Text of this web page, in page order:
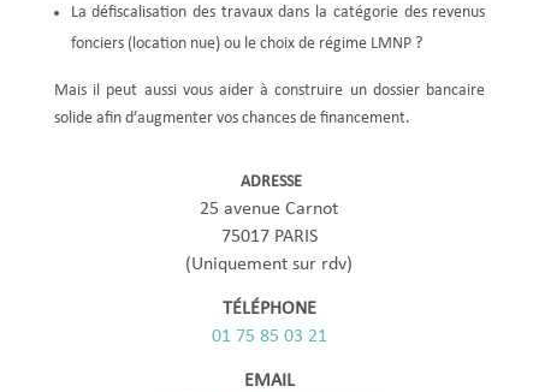
La défiscalisation des travaux dans la catégorie des revenus
fonciers (location nue) ou le choix de régime LMNP ?
Mais il peut aussi vous aider à construire un dossier bancaire
solide afin d’augmenter vos chances de financement.
ADRESSE
25 avenue Carnot
75017 PARIS
(Uniquement sur rdv)
TÉLÉPHONE
01 75 85 03 21
EMAIL